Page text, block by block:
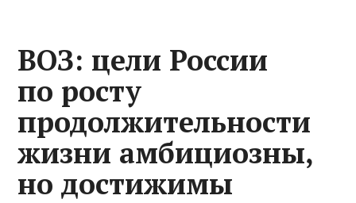
ВОЗ: цели России
по росту
продолжительности
жизни амбициозны,
но достижимы